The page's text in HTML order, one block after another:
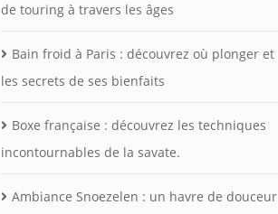
de touring à travers les âges
Bain froid à Paris : découvrez où plonger et
les secrets de ses bienfaits
Boxe française : découvrez les techniques
incontournables de la savate.
Ambiance Snoezelen : un havre de douceur